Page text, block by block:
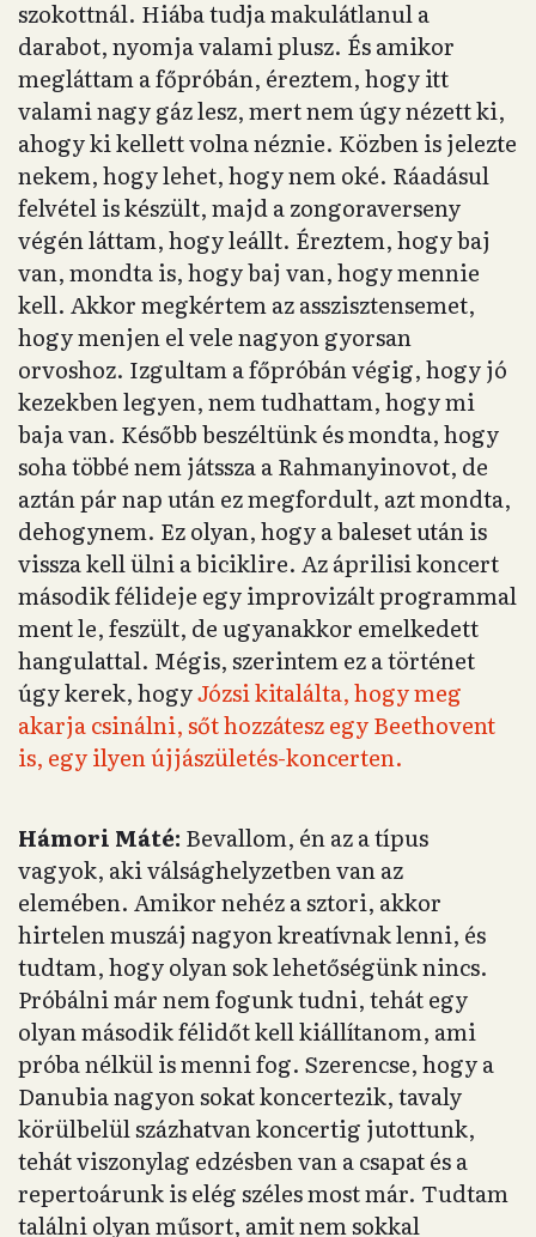
szokottnál. Hiába tudja makulátlanul a
darabot, nyomja valami plusz. És amikor
megláttam a főpróbán, éreztem, hogy itt
valami nagy gáz lesz, mert nem úgy nézett ki,
ahogy ki kellett volna néznie. Közben is jelezte
nekem, hogy lehet, hogy nem oké. Ráadásul
felvétel is készült, majd a zongoraverseny
végén láttam, hogy leállt. Éreztem, hogy baj
van, mondta is, hogy baj van, hogy mennie
kell. Akkor megkértem az asszisztensemet,
hogy menjen el vele nagyon gyorsan
orvoshoz. Izgultam a főpróbán végig, hogy jó
kezekben legyen, nem tudhattam, hogy mi
baja van. Később beszéltünk és mondta, hogy
soha többé nem játssza a Rahmanyinovot, de
aztán pár nap után ez megfordult, azt mondta,
dehogynem. Ez olyan, hogy a baleset után is
vissza kell ülni a biciklire. Az áprilisi koncert
második félideje egy improvizált programmal
ment le, feszült, de ugyanakkor emelkedett
hangulattal. Mégis, szerintem ez a történet
úgy kerek, hogyJózsi kitalálta, hogy meg
akarja csinálni, sőt hozzátesz egy Beethovent
is, egy ilyen újjászületés-koncerten.
Hámori Máté: Bevallom, én az a típus
vagyok, aki válsághelyzetben van az
elemében. Amikor nehéz a sztori, akkor
hirtelen muszáj nagyon kreatívnak lenni, és
tudtam, hogy olyan sok lehetőségünk nincs.
Próbálni már nem fogunk tudni, tehát egy
olyan második félidőt kell kiállítanom, ami
próba nélkül is menni fog. Szerencse, hogy a
Danubia nagyon sokat koncertezik, tavaly
körülbelül százhatvan koncertig jutottunk,
tehát viszonylag edzésben van a csapat és a
repertoárunk is elég széles most már. Tudtam
találni olyan műsort, amit nem sokkal